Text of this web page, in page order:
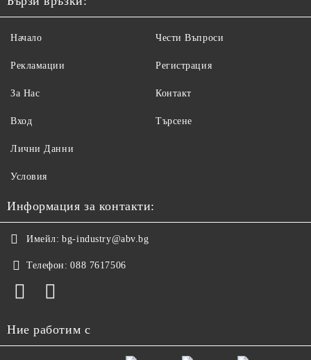
Начало
Рекламации
За Нас
Вход
Чести Въпроси
Регистрация
Контакт
Търсене
Лични Данни
Условия
Информация за контакти:
Имейл: bg-industry@abv.bg
Телефон: 088 7617506
Ние работим с